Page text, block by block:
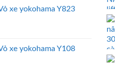
xe yokohama Y823
xe yokohama Y108